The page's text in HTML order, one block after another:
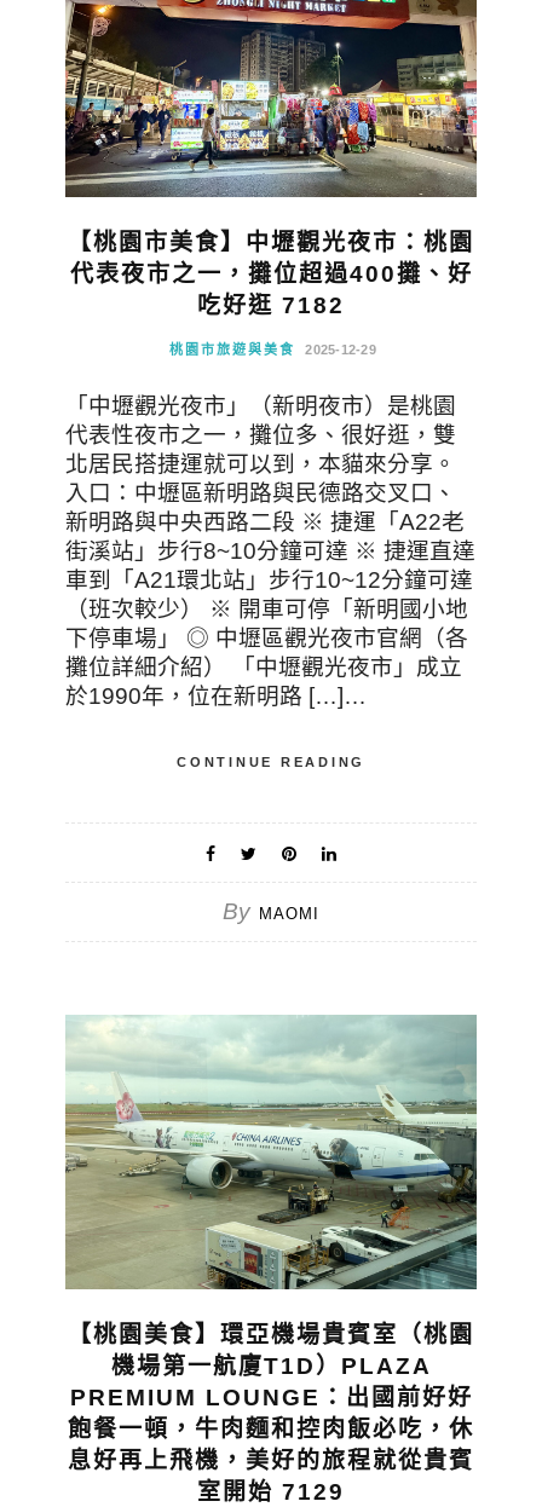
【桃園市美食】中壢觀光夜市：桃園
代表夜市之一，攤位超過400攤、好
吃好逛 7182
桃園市旅遊與美食 2025-12-29
「中壢觀光夜市」（新明夜市）是桃園
代表性夜市之一，攤位多、很好逛，雙
北居民搭捷運就可以到，本貓來分享。
入口：中壢區新明路與民德路交叉口、
新明路與中央西路二段 ※ 捷運「A22老
街溪站」步行8~10分鐘可達 ※ 捷運直達
車到「A21環北站」步行10~12分鐘可達
（班次較少） ※ 開車可停「新明國小地
下停車場」 ◎ 中壢區觀光夜市官網（各
攤位詳細介紹） 「中壢觀光夜市」成立
於1990年，位在新明路 […]…
CONTINUE READING
By MAOMI
【桃園美食】環亞機場貴賓室（桃園
機場第一航廈T1D）PLAZA
PREMIUM LOUNGE：出國前好好
飽餐一頓，牛肉麵和控肉飯必吃，休
息好再上飛機，美好的旅程就從貴賓
室開始 7129